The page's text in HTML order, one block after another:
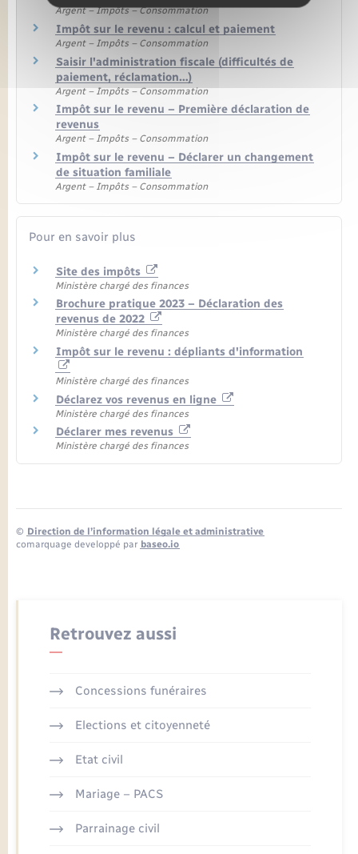
Argent – Impôts – Consommation
Impôt sur le revenu : calcul et paiement
Argent – Impôts – Consommation
Saisir l'administration fiscale (difficultés de
paiement, réclamation…)
Argent – Impôts – Consommation
Impôt sur le revenu – Première déclaration de
revenus
Argent – Impôts – Consommation
Impôt sur le revenu – Déclarer un changement
de situation familiale
Argent – Impôts – Consommation
Pour en savoir plus
Site des impôts
Ministère chargé des finances
Brochure pratique 2023 – Déclaration des
revenus de 2022
Ministère chargé des finances
Impôt sur le revenu : dépliants d'information
Ministère chargé des finances
Déclarez vos revenus en ligne
Ministère chargé des finances
Déclarer mes revenus
Ministère chargé des finances
© Direction de l’information légale et administrative
comarquage developpé par baseo.io
Retrouvez aussi
Concessions funéraires
Elections et citoyenneté
Etat civil
Mariage – PACS
Parrainage civil